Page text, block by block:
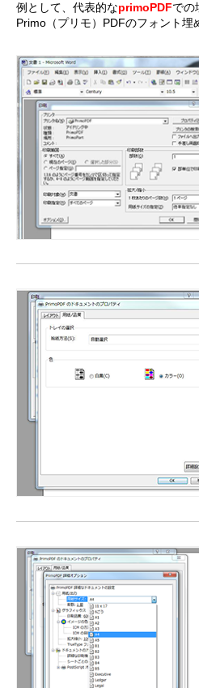
例として、代表的なprimoPDFでの
Primo（プリモ）PDFのフォント埋